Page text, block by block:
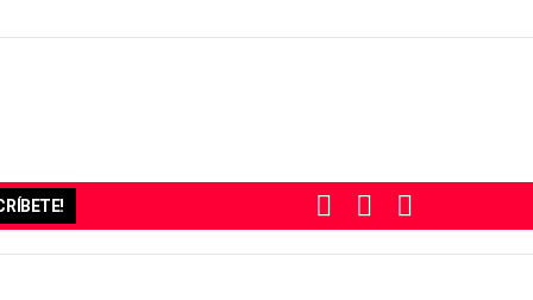
SWITCH
SKIN
BUSCAR